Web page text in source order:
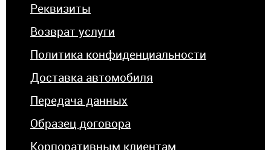
Реквизиты
Возврат услуги
Политика конфиденциальности
Доставка автомобиля
Передача данных
Образец договора
Корпоративным клиентам